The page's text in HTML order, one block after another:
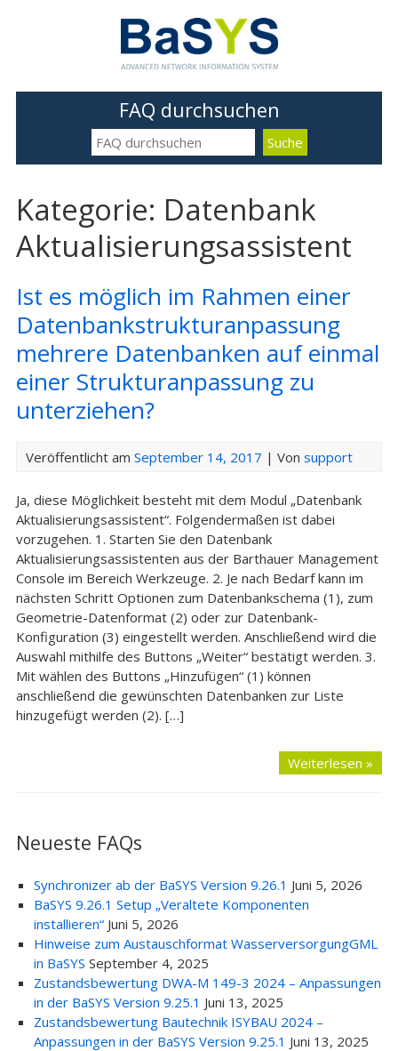
FAQ durchsuchen
Kategorie: Datenbank
Aktualisierungsassistent
Ist es möglich im Rahmen einer
Datenbankstrukturanpassung
mehrere Datenbanken auf einmal
einer Strukturanpassung zu
unterziehen?
Veröffentlicht am September 14, 2017 | Von support
Ja, diese Möglichkeit besteht mit dem Modul „Datenbank
Aktualisierungsassistent“. Folgendermaßen ist dabei
vorzugehen. 1. Starten Sie den Datenbank
Aktualisierungsassistenten aus der Barthauer Management
Console im Bereich Werkzeuge. 2. Je nach Bedarf kann im
nächsten Schritt Optionen zum Datenbankschema (1), zum
Geometrie-Datenformat (2) oder zur Datenbank-
Konfiguration (3) eingestellt werden. Anschließend wird die
Auswahl mithilfe des Buttons „Weiter“ bestätigt werden. 3.
Mit wählen des Buttons „Hinzufügen“ (1) können
anschließend die gewünschten Datenbanken zur Liste
hinzugefügt werden (2). […]
Weiterlesen »
Neueste FAQs
Synchronizer ab der BaSYS Version 9.26.1 Juni 5, 2026
BaSYS 9.26.1 Setup „Veraltete Komponenten
installieren“ Juni 5, 2026
Hinweise zum Austauschformat WasserversorgungGML
in BaSYS September 4, 2025
Zustandsbewertung DWA-M 149-3 2024 – Anpassungen
in der BaSYS Version 9.25.1 Juni 13, 2025
Zustandsbewertung Bautechnik ISYBAU 2024 –
Anpassungen in der BaSYS Version 9.25.1 Juni 13, 2025